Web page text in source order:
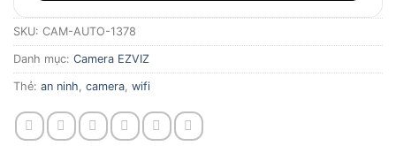
SKU: CAM-AUTO-1378
Danh mục: Camera EZVIZ
Thẻ: an ninh camera wifi